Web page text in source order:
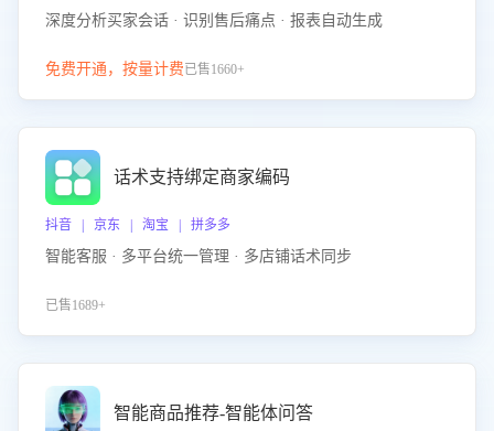
深度分析买家会话 · 识别售后痛点 · 报表自动生成
免费开通，按量计费已售1660+
话术支持绑定商家编码
抖音 | 京东 | 淘宝 | 拼多多
智能客服 · 多平台统一管理 · 多店铺话术同步
已售1689+
智能商品推荐-智能体问答